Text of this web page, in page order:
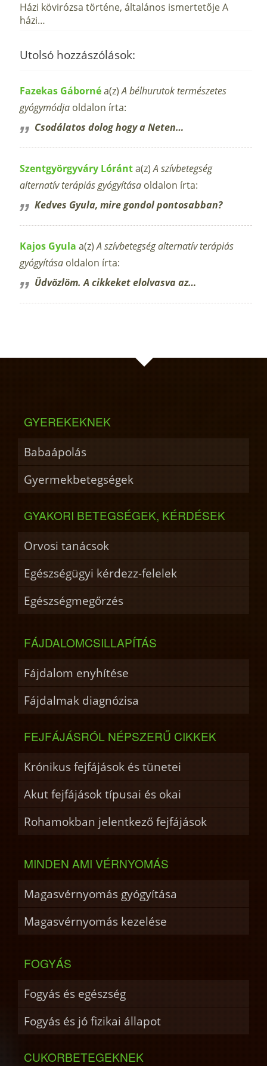
Házi kövirózsa történe, általános ismertetője A
házi…
Utolsó hozzászólások:
Fazekas Gábornéa(z)A bélhurutok természetes
gyógymódja oldalon írta:
Csodálatos dolog hogy a Neten…
Szentgyörgyváry Lóránta(z)A szívbetegség
alternatív terápiás gyógyítása oldalon írta:
Kedves Gyula, mire gondol pontosabban?
Kajos Gyula a(z)A szívbetegség alternatív terápiás
gyógyítása oldalon írta:
Üdvözlöm. A cikkeket elolvasva az…
GYEREKEKNEK
Babaápolás
Gyermekbetegségek
GYAKORI BETEGSÉGEK, KÉRDÉSEK
Orvosi tanácsok
Egészségügyi kérdezz-felelek
Egészségmegőrzés
FÁJDALOMCSILLAPÍTÁS
Fájdalom enyhítése
Fájdalmak diagnózisa
FEJFÁJÁSRÓL NÉPSZERŰ CIKKEK
Krónikus fejfájások és tünetei
Akut fejfájások típusai és okai
Rohamokban jelentkező fejfájások
MINDEN AMI VÉRNYOMÁS
Magasvérnyomás gyógyítása
Magasvérnyomás kezelése
FOGYÁS
Fogyás és egészség
Fogyás és jó fizikai állapot
CUKORBETEGEKNEK